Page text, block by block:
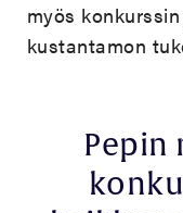
myös
kustantamon
Pepin